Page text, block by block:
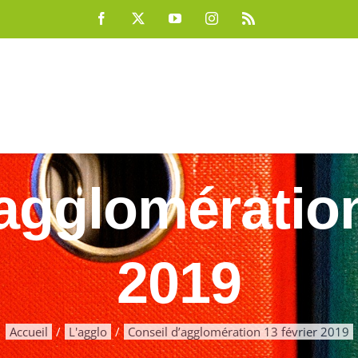
Facebook YouTubeInstagram
2019
Accueil L'agglo Conseil d’agglomération 13 février 2019